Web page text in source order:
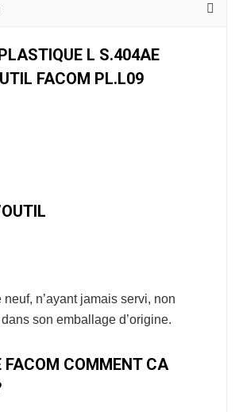
L S.404AE
FACOM PL.L09
n’ayant jamais servi, non
son emballage d’origine.
FACOM COMMENT CA